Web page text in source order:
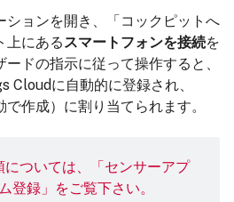
ションを開き、「コックピットへ
上にある スマートフォンを接続を
ドの指示に従って操作すると、
Cloudに自動的に登録され、
で作成）に割り当てられます。
ついては、
「センサーアプ
登録」 をご覧下さい。